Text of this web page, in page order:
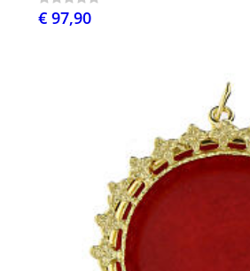
€ 97,90